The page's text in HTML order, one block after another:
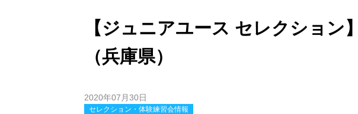
【ジュニアユース セレクション
（兵庫県）
2020年07月30日
セレクション・体験練習会情報